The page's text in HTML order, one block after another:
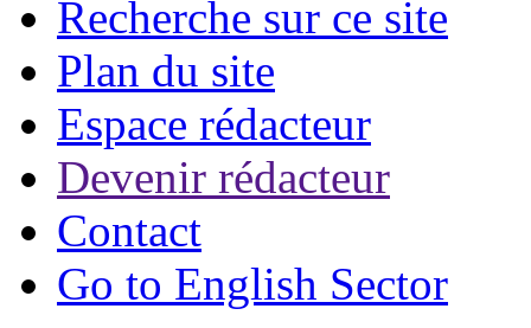
Recherche sur ce site
Plan du site
Espace rédacteur
Devenir rédacteur
Contact
Go to English Sector